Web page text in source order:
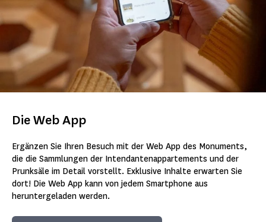
Die Web App
Ergänzen Sie Ihren Besuch mit der Web App des Monuments,
die die Sammlungen der Intendantenappartements und der
Prunksäle im Detail vorstellt. Exklusive Inhalte erwarten Sie
dort! Die Web App kann von jedem Smartphone aus
heruntergeladen werden.